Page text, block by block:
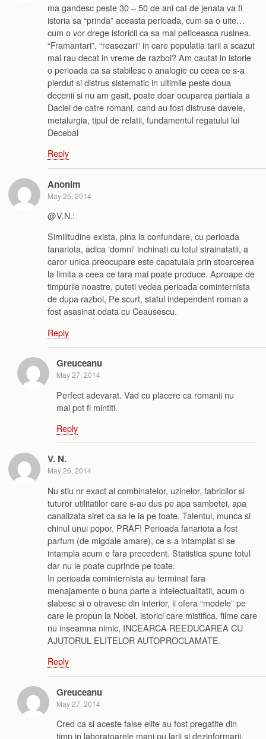
ma gandesc peste 30 – 50 de ani cat de jenata va fi
istoria sa “prinda” aceasta perioada, cum sa o uite…
cum o vor drege istoricii ca sa mai peticeasca rusinea.
“Framantari”, “reasezari” in care populatia tarii a scazut
mai rau decat in vreme de razboi? Am cautat in istorie
o perioada ca sa stabilesc o analogie cu ceea ce s-a
pierdut si distrus sistematic in ultimile peste doua
decenii si nu am gasit, poate doar ocuparea partiala a
Daciei de catre romani, cand au fost distruse davele,
metalurgia, tipul de relatii, fundamentul regatului lui
Decebal
Reply
Anonim
May 25, 2014
@V.N.:
Similitudine exista, pina la confundare, cu perioada
fanariota, adica ‘domni’ inchinati cu totul strainatatii, a
caror unica preocupare este capatuiala prin stoarcerea
la limita a ceea ce tara mai poate produce. Aproape de
timpurile noastre, puteti vedea perioada cominternista
de dupa razboi, Pe scurt, statul independent roman a
fost asasinat odata cu Ceausescu.
Reply
Greuceanu
May 27, 2014
Perfect adevarat. Vad cu placere ca romanii nu
mai pot fi mintiti.
Reply
V. N.
May 26, 2014
Nu stiu nr exact al combinatelor, uzinelor, fabricilor si
tuturor utilitatilor care s-au dus pe apa sambetei, apa
canalizata siret ca sa le ia pe toate. Talentul, munca si
chinul unui popor. PRAF! Perioada fanariota a fost
parfum (de migdale amare), ce s-a intamplat si se
intampla acum e fara precedent. Statistica spune totul
dar nu le poate cuprinde pe toate.
In perioada cominternista au terminat fara
menajamente o buna parte a intelectualitatii, acum o
slabesc si o otravesc din interior, ii ofera “modele” pe
care le propun la Nobel, istorici care mistifica, filme care
nu inseamna nimic, INCEARCA REEDUCAREA CU
AJUTORUL ELITELOR AUTOPROCLAMATE.
Reply
Greuceanu
May 27, 2014
Cred ca si aceste false elite au fost pregatite din
timp in laboratoarele mani.pu.larii si dezinformarii,